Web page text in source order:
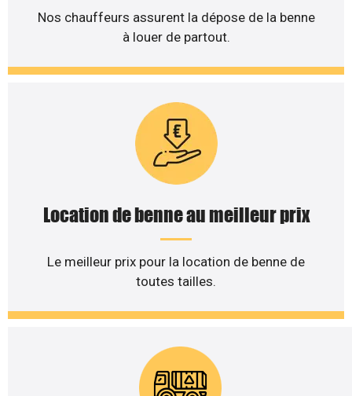
Nos chauffeurs assurent la dépose de la benne
à louer de partout.
Location de benne au meilleur prix
Le meilleur prix pour la location de benne de
toutes tailles.